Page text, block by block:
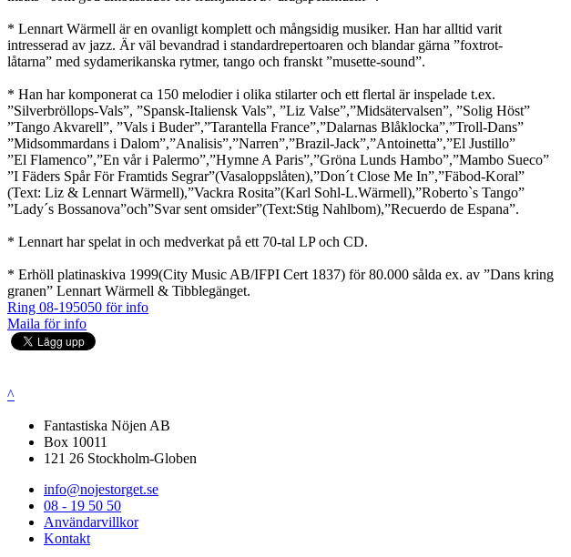
* Lennart Wärmell är en ovanligt komplett och mångsidig musiker. Han har alltid varit
intresserad av jazz. Är väl bevandrad i standardrepertoaren och blandar gärna ”foxtrot-
låtarna” med sydamerikanska rytmer, tango och franskt ”musette-sound”.
* Han har komponerat ca 150 melodier i olika stilarter och ett flertal är inspelade t.ex.
”Silverbröllops-Vals”, ”Spansk-Italiensk Vals”, ”Liz Valse”,”Midsätervalsen”, ”Solig Höst”
”Tango Akvarell”, ”Vals i Buder”,”Tarantella France”,”Dalarnas Blåklocka”,”Troll-Dans”
”Midsommardans i Dalom”,”Analisis”,”Narren”,”Brazil-Jack”,”Antoinetta”,”El Justillo”
”El Flamenco”,”En vår i Palermo”,”Hymne A Paris”,”Gröna Lunds Hambo”,”Mambo Sueco”
”I Fäders Spår För Framtids Segrar”(Vasaloppslåten),”Don´t Close Me In”,”Fäbod-Koral”
(Text: Liz & Lennart Wärmell),”Vackra Rosita”(Karl Sohl-L.Wärmell),”Roberto`s Tango”
”Lady´s Bossanova”och”Svar sent omsider”(Text:Stig Nahlbom),”Recuerdo de Espana”.
* Lennart har spelat in och medverkat på ett 70-tal LP och CD.
* Erhöll platinaskiva 1999(City Music AB/IFPI Cert 1837) för 80.000 sålda ex. av ”Dans kring
granen” Lennart Wärmell & Tibblegänget.
Ring 08-195050 för info
Maila för info
^
Fantastiska Nöjen AB
Box 10011
121 26 Stockholm-Globen
info@nojestorget.se
08 - 19 50 50
Användarvillkor
Kontakt